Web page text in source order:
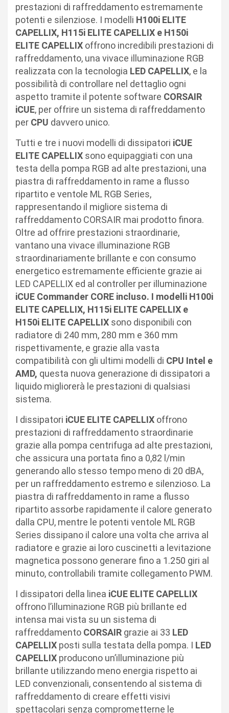
prestazioni di raffreddamento estremamente
potenti e silenziose. I modelli H100i ELITE
CAPELLIX, H115i ELITE CAPELLIX e H150i
ELITE CAPELLIX offrono incredibili prestazioni di
raffreddamento, una vivace illuminazione RGB
realizzata con la tecnologia LED CAPELLIX, e la
possibilità di controllare nel dettaglio ogni
aspetto tramite il potente software CORSAIR
iCUE, per offrire un sistema di raffreddamento
per CPU davvero unico.
Tutti e tre i nuovi modelli di dissipatori iCUE
ELITE CAPELLIX sono equipaggiati con una
testa della pompa RGB ad alte prestazioni, una
piastra di raffreddamento in rame a flusso
ripartito e ventole ML RGB Series,
rappresentando il migliore sistema di
raffreddamento CORSAIR mai prodotto finora.
Oltre ad offrire prestazioni straordinarie,
vantano una vivace illuminazione RGB
straordinariamente brillante e con consumo
energetico estremamente efficiente grazie ai
LED CAPELLIX ed al controller per illuminazione
iCUE Commander CORE incluso. I modelli H100i
ELITE CAPELLIX, H115i ELITE CAPELLIX e
H150i ELITE CAPELLIX sono disponibili con
radiatore di 240 mm, 280 mm e 360 mm
rispettivamente, e grazie alla vasta
compatibilità con gli ultimi modelli di CPU Intel e
AMD, questa nuova generazione di dissipatori a
liquido migliorerà le prestazioni di qualsiasi
sistema.
I dissipatori iCUE ELITE CAPELLIX offrono
prestazioni di raffreddamento straordinarie
grazie alla pompa centrifuga ad alte prestazioni,
che assicura una portata fino a 0,82 l/min
generando allo stesso tempo meno di 20 dBA,
per un raffreddamento estremo e silenzioso. La
piastra di raffreddamento in rame a flusso
ripartito assorbe rapidamente il calore generato
dalla CPU, mentre le potenti ventole ML RGB
Series dissipano il calore una volta che arriva al
radiatore e grazie ai loro cuscinetti a levitazione
magnetica possono generare fino a 1.250 giri al
minuto, controllabili tramite collegamento PWM.
I dissipatori della linea iCUE ELITE CAPELLIX
offrono l’illuminazione RGB più brillante ed
intensa mai vista su un sistema di
raffreddamento CORSAIR grazie ai 33 LED
CAPELLIX posti sulla testata della pompa. I LED
CAPELLIX producono un’illuminazione più
brillante utilizzando meno energia rispetto ai
LED convenzionali, consentendo al sistema di
raffreddamento di creare effetti visivi
spettacolari senza comprometterne le